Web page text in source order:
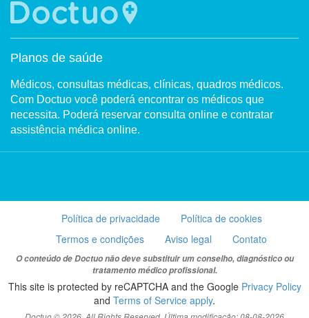
Planos de saúde
Médicos, consultas médicas, clínicas, quadros médicos.
Com Doctuo você poderá encontrar os médicos que
necessita. Poderá reservar consulta online e contratar
assistência médica online.
Política de privacidade
Política de cookies
Termos e condições
Aviso legal Contato
O conteúdo de Doctuo não deve substituir um conselho, diagnóstico ou
tratamento médico profissional.
This site is protected by reCAPTCHA and the Google Privacy Policy
and Terms of Service apply.